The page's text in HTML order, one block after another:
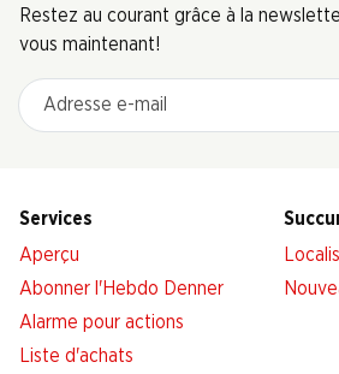
Restez au courant grâce à la
vous maintenant!
Adresse e-mail
Services
Aperçu
Abonner l'Hebdo Denner
Alarme pour actions
Liste d'achats